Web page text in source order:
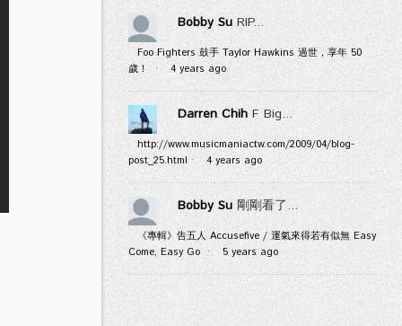
Bobby Su RIP...
Foo Fighters 鼓手 Taylor Hawkins 過世，享年 50
歲！· 4 years ago
Darren Chih F Big...
http://www.musicmaniactw.com/2009/04/blog-
post_25.html· 4 years ago
Bobby Su 剛剛看了...
《專輯》告五人 Accusefive / 運氣來得若有似無 Easy
Come, Easy Go· 5 years ago